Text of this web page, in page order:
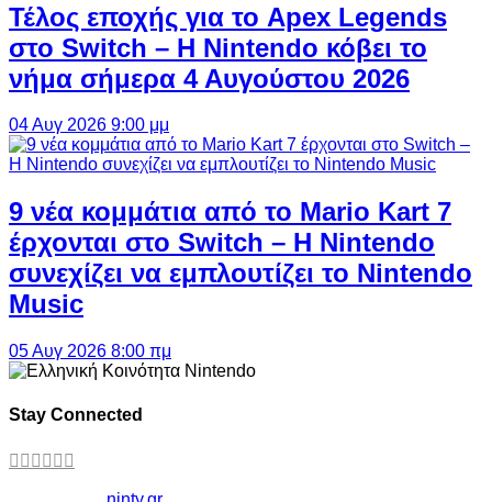
Τέλος εποχής για το Apex Legends
στο Switch – Η Nintendo κόβει το
νήμα σήμερα 4 Αυγούστου 2026
04 Αυγ 2026 9:00 μμ
9 νέα κομμάτια από το Mario Kart 7
έρχονται στο Switch – Η Nintendo
συνεχίζει να εμπλουτίζει το Nintendo
Music
05 Αυγ 2026 8:00 πμ
Stay Connected